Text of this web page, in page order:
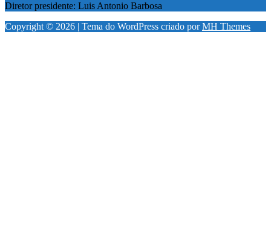
Diretor presidente: Luis Antonio Barbosa
Copyright © 2026 | Tema do WordPress criado porMH Themes